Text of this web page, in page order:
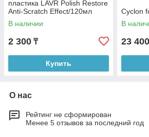
пластика LAVR Polish Restore
Anti-Scratch Effect/120мл
Ln1459-L
В наличии
2 300 ₸
Купить
Cyclon
В
23 400
О нас
Рейтинг не сформирован
Менее 5 отзывов за последний год